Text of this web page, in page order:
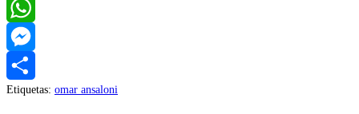
Twitter
WhatsApp
Messenger
Compartir
Etiquetas: omar ansaloni